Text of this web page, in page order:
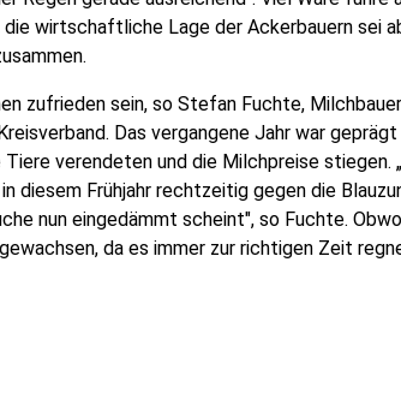
die wirtschaftliche Lage der Ackerbauern sei
zufrieden sein, so Stefan Fuchte,
Das vergangene Jahr war
verendeten und die Milchpreise stiegen.
diesem Frühjahr rechtzeitig gegen die
nun eingedämmt scheint", so Fuchte.
da es immer zur richtigen Zeit